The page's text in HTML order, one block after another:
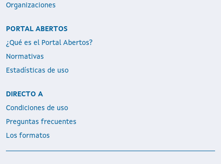
Organizaciones
PORTAL ABERTOS
¿Qué es el Portal Abertos?
Normativas
Estadísticas de uso
DIRECTO A
Condiciones de uso
Preguntas frecuentes
Los formatos